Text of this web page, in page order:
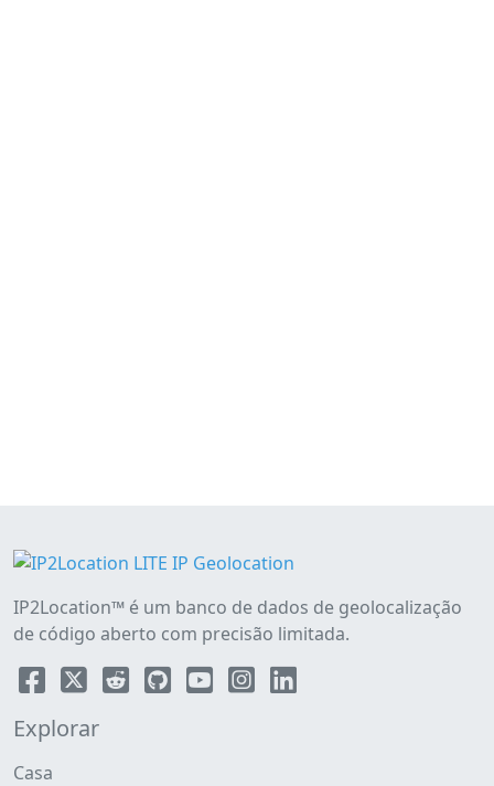
IP2Location™ é um banco de dados de geolocalização
de código aberto com precisão limitada.
Explorar
Casa